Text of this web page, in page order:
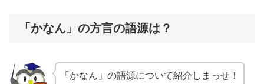
「かなん」の方言の語源は？
「かなん」の語源について紹介しまっせ！